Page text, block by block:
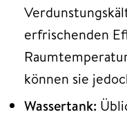
erfrischenden
können sie
Wassertank: